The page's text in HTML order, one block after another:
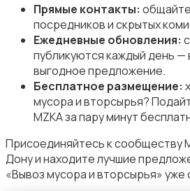
Уход за животными
Прямые контакты:
посредников и скрытых
Ежедневные обновления:
публикуются каждый день —
выгодное предложение.
Бесплатное размещение:
мусора и вторсырья?
MZKA за пару минут
Присоединяйтесь к сообществу
Дону и находите лучшие
«Вывоз мусора и вторсырья» уже